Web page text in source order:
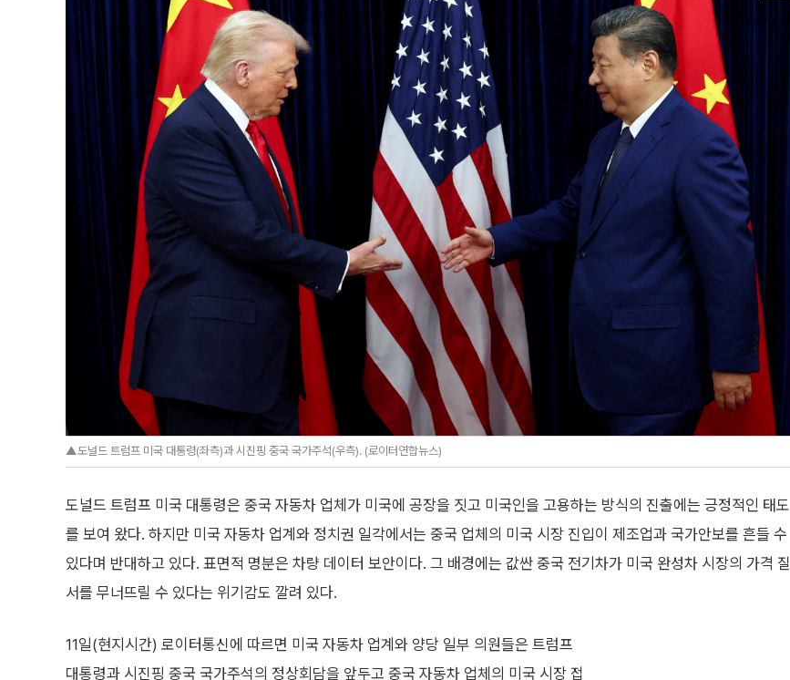
▲도널드 트럼프 미국 대통령(좌측)과 시진핑 중국 국가주석(우측). (로이터연합뉴스)
도널드 트럼프 미국 대통령은 중국 자동차 업체가 미국에 공장을 짓고 미국인을 고용하는 방식의 진출에는 긍정적인 태도
를 보여 왔다. 하지만 미국 자동차 업계와 정치권 일각에서는 중국 업체의 미국 시장 진입이 제조업과 국가안보를 흔들 수
있다며 반대하고 있다. 표면적 명분은 차량 데이터 보안이다. 그 배경에는 값싼 중국 전기차가 미국 완성차 시장의 가격 질
서를 무너뜨릴 수 있다는 위기감도 깔려 있다.
11일(현지시간) 로이터통신에 따르면 미국 자동차 업계와 양당 일부 의원들은 트럼프
대통령과 시진핑 중국 국가주석의 정상회담을 앞두고 중국 자동차 업체의 미국 시장 접